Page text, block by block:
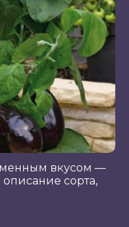
вкусом —
сорта,